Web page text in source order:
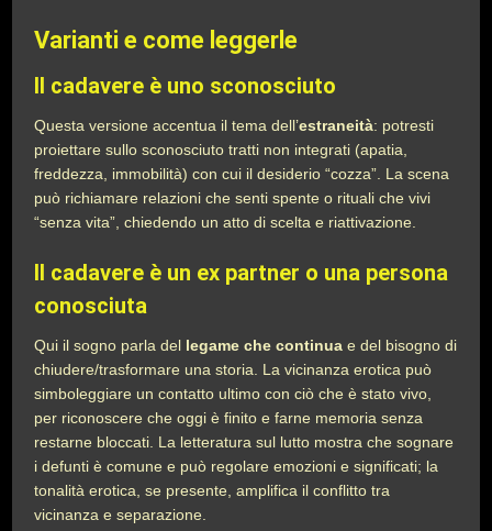
Varianti e come leggerle
Il cadavere è uno sconosciuto
Questa versione accentua il tema dell’estraneità: potresti
proiettare sullo sconosciuto tratti non integrati (apatia,
freddezza, immobilità) con cui il desiderio “cozza”. La scena
può richiamare relazioni che senti spente o rituali che vivi
“senza vita”, chiedendo un atto di scelta e riattivazione.
Il cadavere è un ex partner o una persona
conosciuta
Qui il sogno parla del legame che continua e del bisogno di
chiudere/trasformare una storia. La vicinanza erotica può
simboleggiare un contatto ultimo con ciò che è stato vivo,
per riconoscere che oggi è finito e farne memoria senza
restarne bloccati. La letteratura sul lutto mostra che sognare
i defunti è comune e può regolare emozioni e significati; la
tonalità erotica, se presente, amplifica il conflitto tra
vicinanza e separazione.